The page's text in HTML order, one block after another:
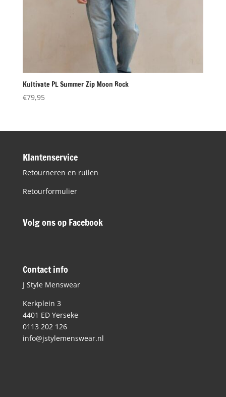
Kultivate PL Summer Zip Moon Rock
€79,95
Klantenservice
Retourneren en ruilen
Retourformulier
Volg ons op Facebook
Contact info
J Style Menswear
Kerkplein 3
4401 ED Yerseke
0113 202 126
info@jstylemenswear.nl